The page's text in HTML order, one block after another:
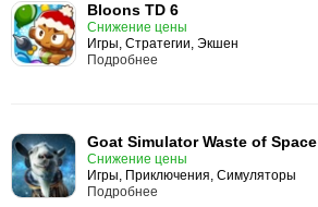
Bloons TD 6
Снижение цены
Игры, Стратегии, Экшен
Подробнее
Goat Simulator Waste of Space
Снижение цены
Игры, Приключения, Симуляторы
Подробнее